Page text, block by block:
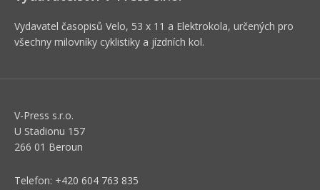
Vydavatel časopisů Velo, 53 x 11 a Elektrokola, určených pro
všechny milovníky cyklistiky a jízdních kol.
V-Press s.r.o.
U Stadionu 157
266 01 Beroun
Telefon: +420 604 763 835